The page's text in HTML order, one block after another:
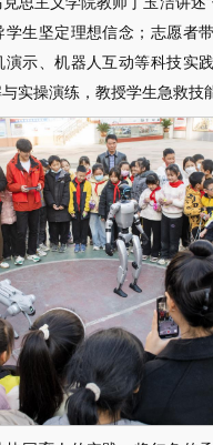
学生坚定理想信念；志愿者
示、机器人互动等科技实
实操演练，教授学生急救技